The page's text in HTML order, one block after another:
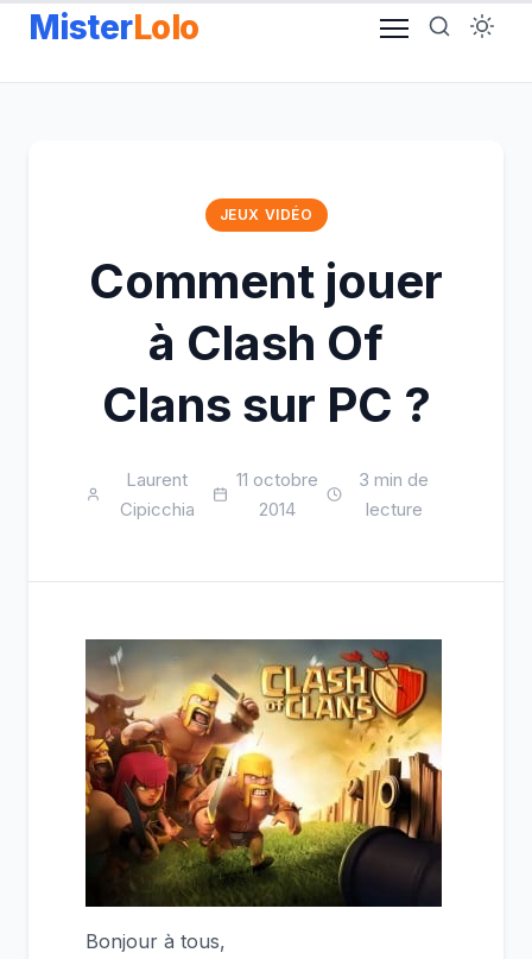
Aller
contenu
MisterLolo
JEUX VIDÉO
Comment jouer
à Clash Of
Clans sur PC ?
Laurent
Cipicchia
11 octobre
2014
3 min de
lecture
Bonjour à tous,